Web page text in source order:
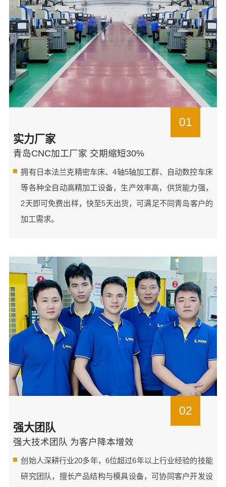
01
实力厂家
青岛CNC加工厂家 交期缩短30%
拥有日本法兰克精密车床、4轴5轴加工群、自动数控车床
等各种全自动高精加工设备，生产效率高，供货能力强，
2天即可免费出样，快至5天出货，可满足不同青岛客户的
加工需求。
02
强大团队
强大技术团队 为客户降本增效
创始人深耕行业20多年，6位超过6年以上行业经验的技能
研究团队，擅长产品结构与模具设备，可协同客户开发设